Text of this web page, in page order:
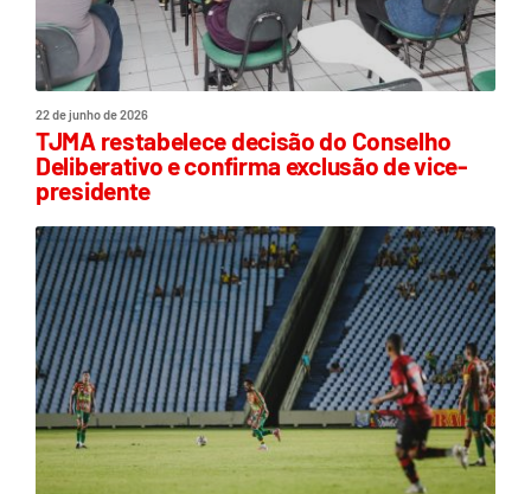
22 de junho de 2026
TJMA restabelece decisão do Conselho
Deliberativo e confirma exclusão de vice-
presidente